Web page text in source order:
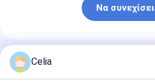
Να συνεχίσει
Συνιστώμενα Προϊόντα
Celia